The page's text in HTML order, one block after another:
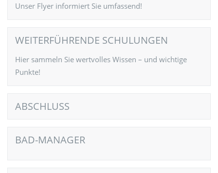
Unser Flyer informiert Sie umfassend!
WEITERFÜHRENDE SCHULUNGEN
Hier sammeln Sie wertvolles Wissen – und wichtige
Punkte!
ABSCHLUSS
BAD-MANAGER